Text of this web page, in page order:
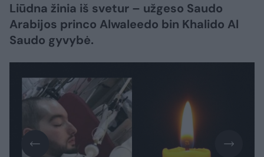
Liūdna žinia iš svetur – užgeso Saudo
Arabijos princo Alwaleedo bin Khalido Al
Saudo gyvybė.